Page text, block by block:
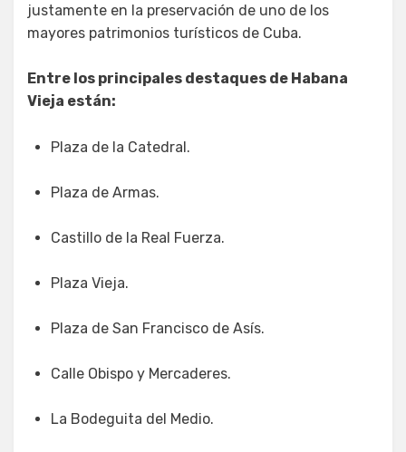
justamente en la preservación de uno de los
mayores patrimonios turísticos de Cuba.
Entre los principales destaques de Habana
Vieja están:
Plaza de la Catedral.
Plaza de Armas.
Castillo de la Real Fuerza.
Plaza Vieja.
Plaza de San Francisco de Asís.
Calle Obispo y Mercaderes.
La Bodeguita del Medio.